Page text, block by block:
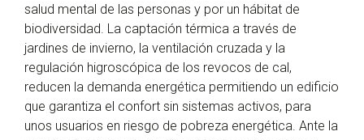
salud mental de las personas y por un hábitat de
biodiversidad. La captación térmica a través de
jardines de invierno, la ventilación cruzada y la
regulación higroscópica de los revocos de cal,
reducen la demanda energética permitiendo un edificio
que garantiza el confort sin sistemas activos, para
unos usuarios en riesgo de pobreza energética. Ante la